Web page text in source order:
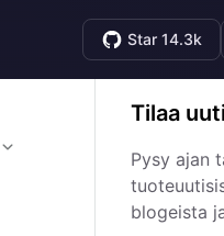
Star 14.3k
Tilaa
Pysy ajan
blogeista